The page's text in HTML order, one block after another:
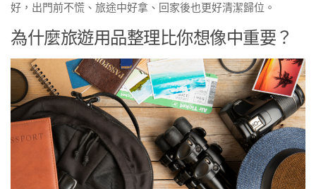
好，出門前不慌、旅途中好拿、回家後也更好清潔歸位。
為什麼旅遊用品整理比你想像中重要？